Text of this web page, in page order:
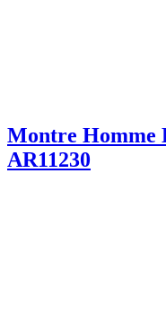
Montre Homme
AR11230